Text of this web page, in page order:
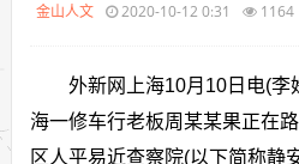
金山人文 2020-10-12 0:31 1164
外新网上海10月10日电(李
海一修车行老板周某某果正在
区人平易近查察院(以下简称静